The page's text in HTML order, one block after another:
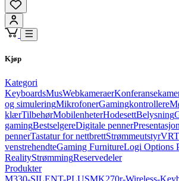
Kjøp
Kategori
KeyboardsMusWebkameraer
og simuleringMikrofonerGamingkontrollere
klærTilbehørMobilenheterHodesettBelysning
gamingBestselgereDigitale penner
pennerTastatur for nettbrettStrømmeutstyrVR
venstrehendteGaming FurnitureLogi Options
RealityStrømmingReservedeler
Produkter
M330-SILENT-PLUSMK270r-Wireless-